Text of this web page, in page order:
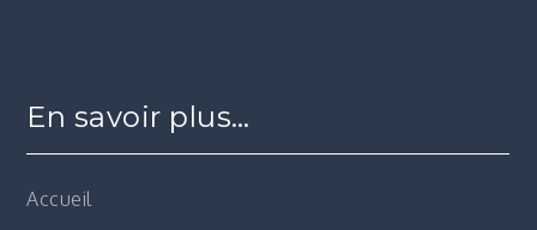
En savoir plus…
Accueil